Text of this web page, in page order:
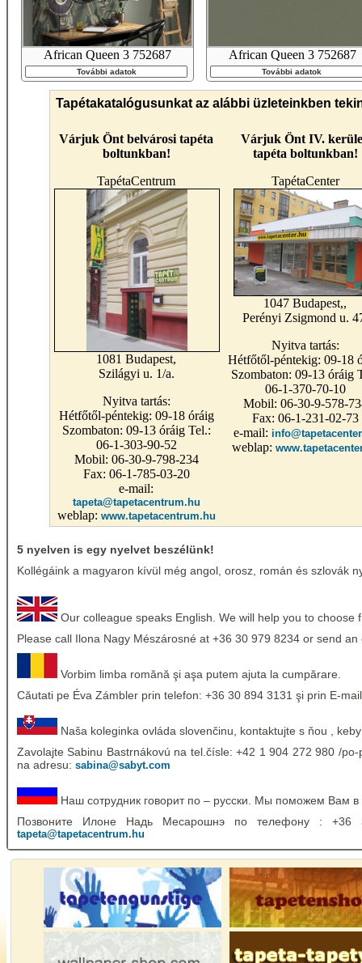
African Queen 3 752687
További adatok
African Queen 3 752687
További adatok
Tapétakatalógusunkat az alábbi üzleteinkben
Várjuk Önt belvárosi tapéta
boltunkban!
TapétaCentrum
1081 Budapest,
Szilágyi u. 1/a.
Nyitva tartás:
Hétfőtől-péntekig: 09-18 óráig
Szombaton: 09-13 óráig Tel.:
06-1-303-90-52
Mobil: 06-30-9-798-234
Fax: 06-1-785-03-20
e-mail:
tapeta@tapetacentrum.hu
weblap: www.tapetacentrum.hu
Várjuk Önt IV.
tapéta boltunkban!
TapétaCenter
1047 Budapest,,
Perényi Zsigmond u.
Nyitva tartás:
Hétfőtől-péntekig: 09-18
Szombaton: 09-13 óráig
06-1-370-70-10
Mobil: 06-30-9-578-
Fax: 06-1-231-02-73
e-mail:
weblap:
5 nyelven is egy nyelvet beszélünk!
Kollégáink a magyaron kívül még angol, orosz, román és szlovák
Our colleague speaks English. We will help you to choose
Please call Ilona Nagy Mészárosné at +36 30 979 8234 or send
Vorbim limba romănă şi aşa putem ajuta la cumpărare.
Căutati pe Éva Zámbler prin telefon: +36 30 894 3131 şi prin E-
Naša koleginka ovláda slovenčinu, kontaktujte s ňou ,
Zavolajte Sabinu Bastrnákovú na tel.čísle: +42 1 904 272 980 /
na adresu: sabina@sabyt.com
Наш сотрудник говорит по – русски. Мы поможем Вам
Позвоните Илоне Надь Месарошнэ по телефону :
tapeta@tapetacentrum.hu